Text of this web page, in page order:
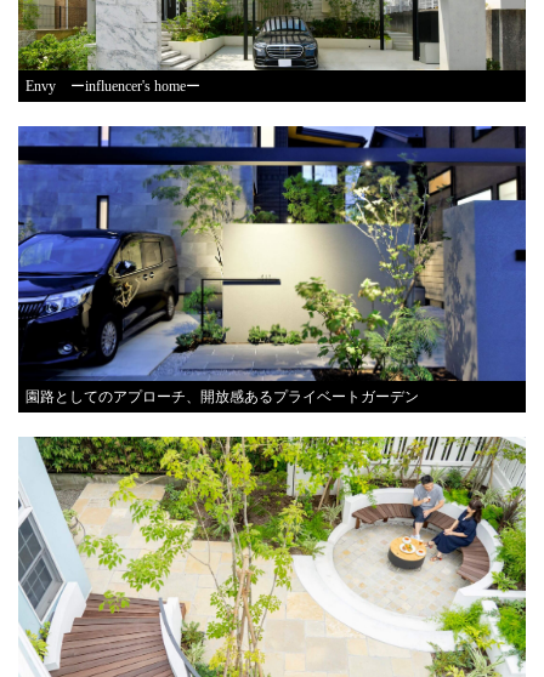
Envy ーinfluencer's homeー
園路としてのアプローチ、開放感あるプライベートガーデン